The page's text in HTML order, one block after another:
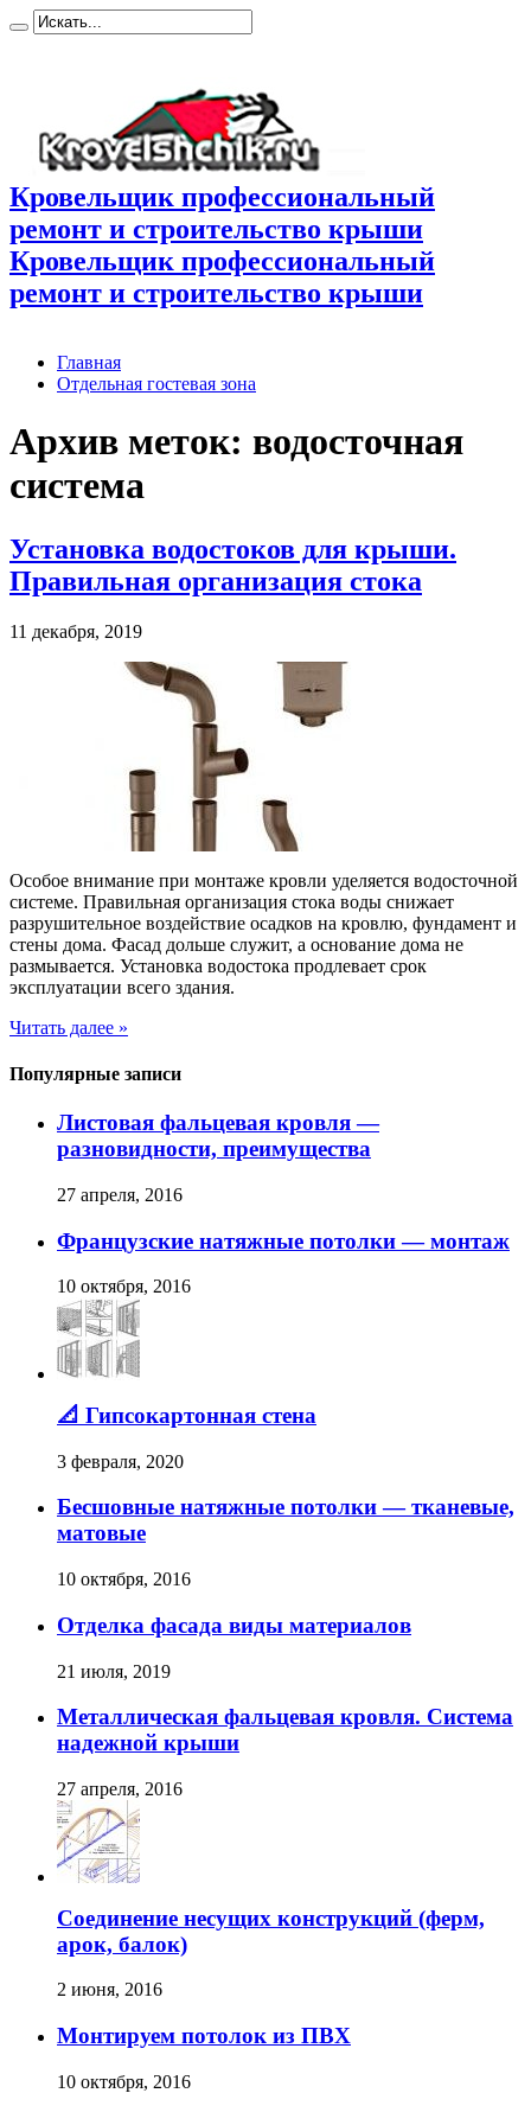
Кровельщик профессиональный
ремонт и строительство крыши
Кровельщик профессиональный
ремонт и строительство крыши
Главная
Отдельная гостевая зона
Архив меток: водосточная
система
Установка водостоков для крыши.
Правильная организация стока
11 декабря, 2019
Особое внимание при монтаже кровли уделяется водосточной
системе. Правильная организация стока воды снижает
разрушительное воздействие осадков на кровлю, фундамент и
стены дома. Фасад дольше служит, а основание дома не
размывается. Установка водостока продлевает срок
эксплуатации всего здания.
Читать далее »
Популярные записи
Листовая фальцевая кровля —
разновидности, преимущества
27 апреля, 2016
Французские натяжные потолки — монтаж
10 октября, 2016
📐 Гипсокартонная стена
3 февраля, 2020
Бесшовные натяжные потолки — тканевые,
матовые
10 октября, 2016
Отделка фасада виды материалов
21 июля, 2019
Металлическая фальцевая кровля. Система
надежной крыши
27 апреля, 2016
Соединение несущих конструкций (ферм,
арок, балок)
2 июня, 2016
Монтируем потолок из ПВХ
10 октября, 2016